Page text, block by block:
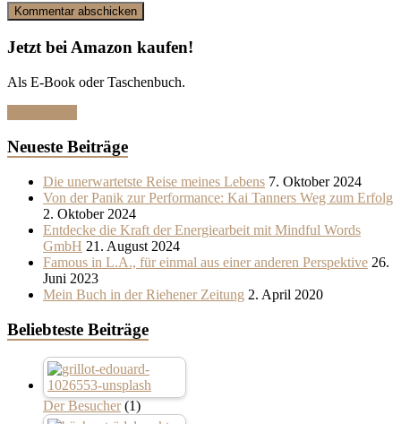
Jetzt bei Amazon kaufen!
Als E-Book oder Taschenbuch.
Neueste Beiträge
Die unerwartetste Reise meines Lebens 7. Oktober 2024
Von der Panik zur Performance: Kai Tanners Weg zum Erfolg
2. Oktober 2024
Entdecke die Kraft der Energiearbeit mit Mindful Words
GmbH 21. August 2024
Famous in L.A., für einmal aus einer anderen Perspektive 26.
Juni 2023
Mein Buch in der Riehener Zeitung 2. April 2020
Beliebteste Beiträge
Der Besucher (1)